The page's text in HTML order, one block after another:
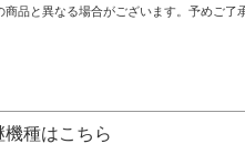
品と異なる場合がございます。予めご了
機種はこちら